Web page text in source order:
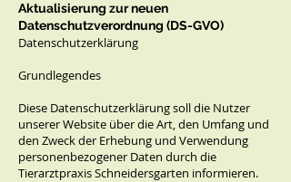
Aktualisierung zur neuen
Datenschutzverordnung (DS-GVO)
Datenschutzerklärung
Grundlegendes
Diese Datenschutzerklärung soll die Nutzer
unserer Website über die Art, den Umfang und
den Zweck der Erhebung und Verwendung
personenbezogener Daten durch die
Tierarztpraxis Schneidersgarten informieren.